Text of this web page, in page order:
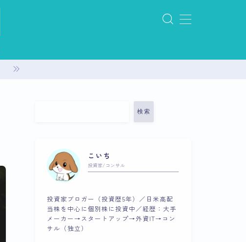
検索
こいち
投資家/コンサル
投資家ブロガー（投資歴5年）／日米高配
当株を中心に個別株に投資中／経歴：大手
メーカー→スタートアップ→外資IT→コン
サル（独立）